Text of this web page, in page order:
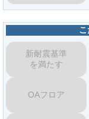
こ
新耐震基準
を満たす
OAフロア